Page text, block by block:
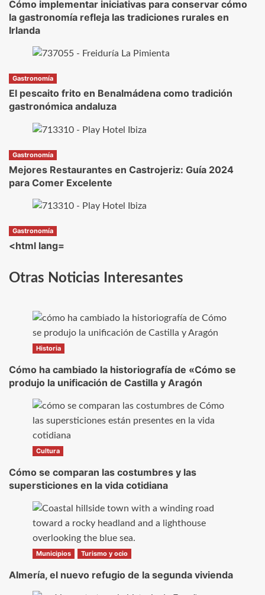
Cómo implementar iniciativas para conservar cómo
la gastronomía refleja las tradiciones rurales en
Irlanda
Gastronomía
El pescaito frito en Benalmádena como tradición
gastronómica andaluza
Gastronomía
Mejores Restaurantes en Castrojeriz: Guía 2024
para Comer Excelente
Gastronomía
<html lang=
Otras Noticias Interesantes
Historia
Cómo ha cambiado la historiografía de «Cómo se
produjo la unificación de Castilla y Aragón
Cultura
Cómo se comparan las costumbres y las
supersticiones en la vida cotidiana
Municipios Turismo y ocio
Almería, el nuevo refugio de la segunda vivienda